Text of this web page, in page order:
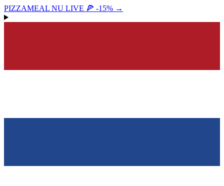
PIZZAMEAL NU LIVE 🍕 -15% →